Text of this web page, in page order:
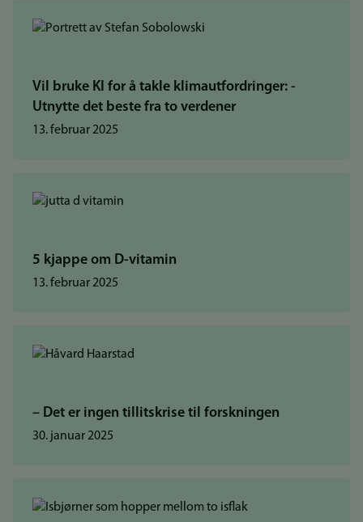
Vil bruke KI for å takle klimautfordringer: -
Utnytte det beste fra to verdener
13. februar 2025
5 kjappe om D-vitamin
13. februar 2025
– Det er ingen tillitskrise til forskningen
30. januar 2025